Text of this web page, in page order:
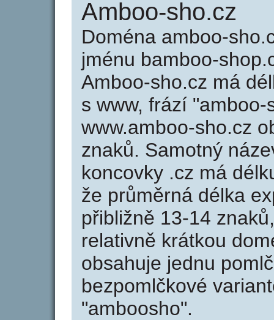
Amboo-sho.cz
Doména amboo-
jménu bamboo-
Amboo-sho.cz má
s www, frází
www.amboo-sho.cz
znaků. Samotný
koncovky .cz má
že průměrná délka
přibližně 13-14
relativně krátkou
obsahuje jednu
bezpomlčkové
"amboosho".